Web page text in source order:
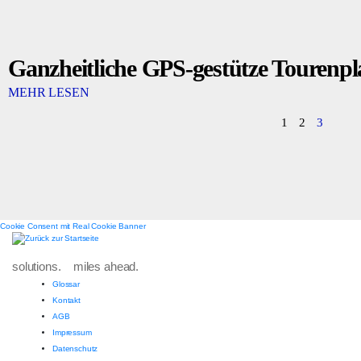
Ganzheitliche GPS-gestütze
MEHR LESEN
1 2 3
Cookie Consent mit Real Cookie Banner
solutions. miles ahead.
Glossar
Kontakt
AGB
Impressum
Datenschutz